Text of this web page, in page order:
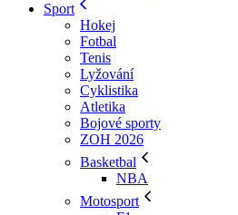
Sport
Hokej
Fotbal
Tenis
Lyžování
Cyklistika
Atletika
Bojové sporty
ZOH 2026
Basketbal
NBA
Motosport